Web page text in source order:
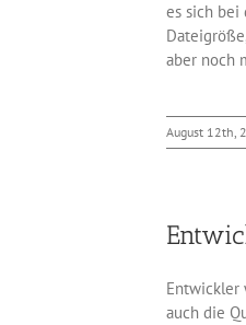
es sich bei
aber noch
August 12th,
Entwickler
auch die